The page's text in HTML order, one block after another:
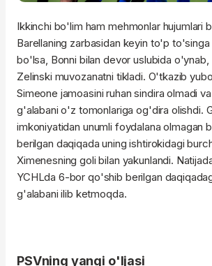
Ikkinchi bo'lim ham mehmonlar hujumlari
Barellaning zarbasidan keyin to'p
bo'lsa, Bonni bilan devor uslubida o'ynab,
Zelinski muvozanatni tikladi. O'tkazib
Simeone jamoasini ruhan sindira olmadi
g'alabani o'z tomonlariga og'dira olishdi.
imkoniyatidan unumli foydalana olmagan
berilgan daqiqada uning ishtirokidagi
Ximenesning goli bilan yakunlandi.
YCHLda 6-bor qo'shib berilgan
g'alabani ilib ketmoqda.
PSVning yangi o'ljasi